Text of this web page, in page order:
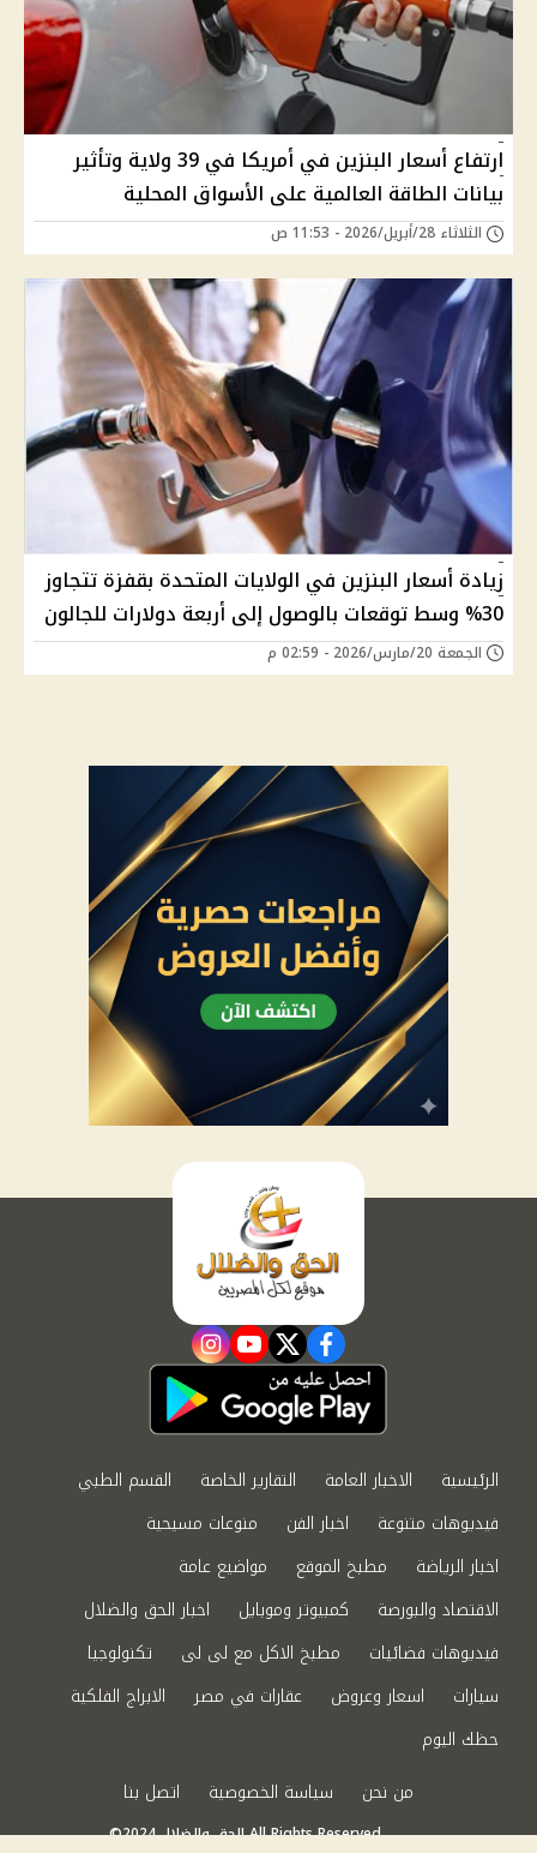
ارتفاع أسعار البنزين في أمريكا في 39 ولاية وتأثير
بيانات الطاقة العالمية على الأسواق المحلية
الثلاثاء 28/أبريل/2026 - 11:53 ص
زيادة أسعار البنزين في الولايات المتحدة بقفزة تتجاوز
30% وسط توقعات بالوصول إلى أربعة دولارات للجالون
الجمعة 20/مارس/2026 - 02:59 م
facebook
twitter
youtube
instagram
الرئيسية الاخبار العامة التقارير الخاصة
القسم الطبي
فيديوهات متنوعة
اخبار الفن
منوعات مسيحية
اخبار الرياضة
مطبخ الموقع
مواضيع عامة
الاقتصاد والبورصة
كمبيوتر وموبايل
اخبار الحق والضلال
فيديوهات فضائيات
مطبخ الاكل مع لى لى
تكنولوجيا
سيارات
اسعار وعروض عقارات في مصر
الابراج الفلكية
حظك اليوم
من نحن
سياسة الخصوصية اتصل بنا
©2024 الحق والضلال All Rights Reserved.